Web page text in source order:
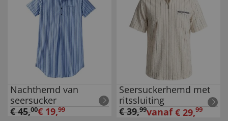
Nachthemd van
seersucker
€45,00€ 19,99
Seersuckerhemd met
ritssluiting
€39,99vanaf € 29,99